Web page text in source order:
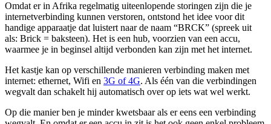
Omdat er in Afrika regelmatig uiteenlopende storingen zijn die je
internetverbinding kunnen verstoren, ontstond het idee voor dit
handige apparaatje dat luistert naar de naam “BRCK” (spreek uit
als: Brick = baksteen). Het is een hub, voorzien van een accu,
waarmee je in beginsel altijd verbonden kan zijn met het internet.
Het kastje kan op verschillende manieren verbinding maken met
internet: ethernet, Wifi en 3G of 4G. Als één van die verbindingen
wegvalt dan schakelt hij automatisch over op iets wat wel werkt.
Op die manier ben je minder kwetsbaar als er eens een verbinding